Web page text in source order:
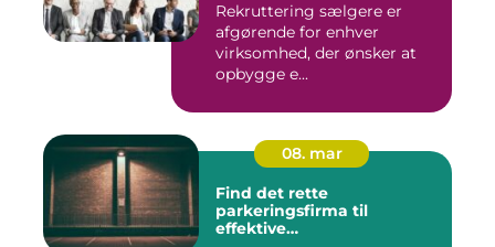
Rekruttering sælgere er
afgørende for enhver
virksomhed, der ønsker at
opbygge e...
08. mar
Find det rette
parkeringsfirma til
effektive